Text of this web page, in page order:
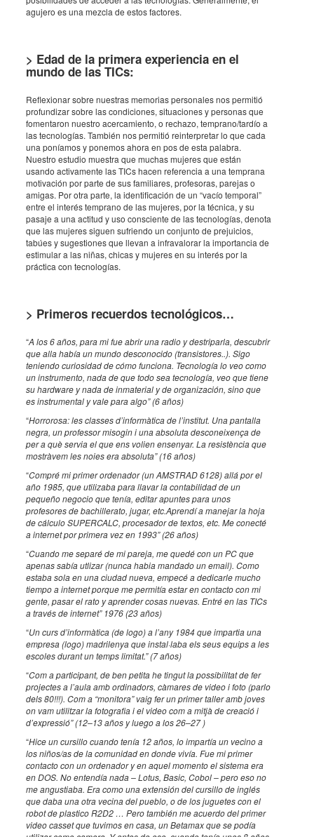
agujero es una mezcla de estos factores.
> Edad de la primera experiencia en el
mundo de las TICs:
Reflexionar sobre nuestras memorias personales nos permitió
profundizar sobre las condiciones, situaciones y personas que
fomentaron nuestro acercamiento, o rechazo, temprano/tardío a
las tecnologías. También nos permitió reinterpretar lo que cada
una poníamos y ponemos ahora en pos de esta palabra.
Nuestro estudio muestra que muchas mujeres que están
usando activamente las TICs hacen referencia a una temprana
motivación por parte de sus familiares, profesoras, parejas o
amigas. Por otra parte, la identificación de un “vacío temporal”
entre el interés temprano de las mujeres, por la técnica, y su
pasaje a una actitud y uso consciente de las tecnologías, denota
que las mujeres siguen sufriendo un conjunto de prejuicios,
tabúes y sugestiones que llevan a infravalorar la importancia de
estimular a las niñas, chicas y mujeres en su interés por la
práctica con tecnologías.
> Primeros recuerdos tecnológicos…
“A los 6 años, para mi fue abrir una radio y destriparla, descubrir
que alla había un mundo desconocido (transistores..). Sigo
teniendo curiosidad de cómo funciona. Tecnología lo veo como
un instrumento, nada de que todo sea tecnología, veo que tiene
su hardware y nada de inmaterial y de organización, sino que
es instrumental y vale para algo” (6 años)
“Horrorosa: les classes d’informàtica de l’institut. Una pantalla
negra, un professor misogin i una absoluta desconeixença de
per a què servia el que ens volien ensenyar. La resistència que
mostràvem les noies era absoluta” (16 años)
“Compré mi primer ordenador (un AMSTRAD 6128) allá por el
año 1985, que utilizaba para llavar la contabilidad de un
pequeño negocio que tenía, editar apuntes para unos
profesores de bachillerato, jugar, etc.Aprendí a manejar la hoja
de cálculo SUPERCALC, procesador de textos, etc. Me conecté
a internet por primera vez en 1993” (26 años)
“Cuando me separé de mi pareja, me quedé con un PC que
apenas sabía utlizar (nunca habia mandado un email). Como
estaba sola en una ciudad nueva, empecé a dedicarle mucho
tiempo a internet porque me permitía estar en contacto con mi
gente, pasar el rato y aprender cosas nuevas. Entré en las TICs
a través de internet” 1976 (23 años)
“Un curs d’informàtica (de logo) a l’any 1984 que impartia una
empresa (logo) madrilenya que instal·laba els seus equips a les
escoles durant un temps limitat.” (7 años)
“Com a participant, de ben petita he tingut la possibilitat de fer
projectes a l’aula amb ordinadors, càmares de video i foto (parlo
dels 80!!!). Com a “monitora” vaig fer un primer taller amb joves
on vam utilitzar la fotografia i el video com a mitjà de creació i
d’expressió” (12–13 años y luego a los 26–27 )
“Hice un cursillo cuando tenía 12 años, lo impartía un vecino a
los niños/as de la comunidad en donde vivía. Fue mi primer
contacto con un ordenador y en aquel momento el sistema era
en DOS. No entendía nada – Lotus, Basic, Cobol – pero eso no
me angustiaba. Era como una extensión del cursillo de inglés
que daba una otra vecina del pueblo, o de los juguetes con el
robot de plastico R2D2 … Pero también me acuerdo del primer
video casset que tuvimos en casa, un Betamax que se podía